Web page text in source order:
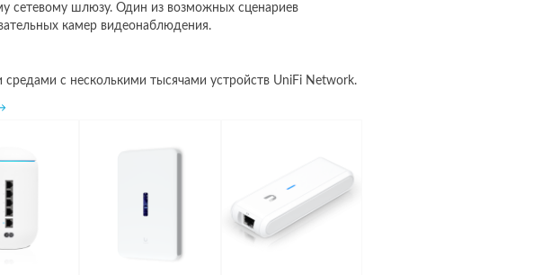
сетевому шлюзу. Один из возможных сценариев
камер видеонаблюдения.
с несколькими тысячами устройств UniFi Network.